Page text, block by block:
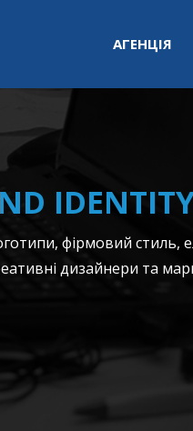
АГЕНЦІЯ
фірмовий
дизайнери та